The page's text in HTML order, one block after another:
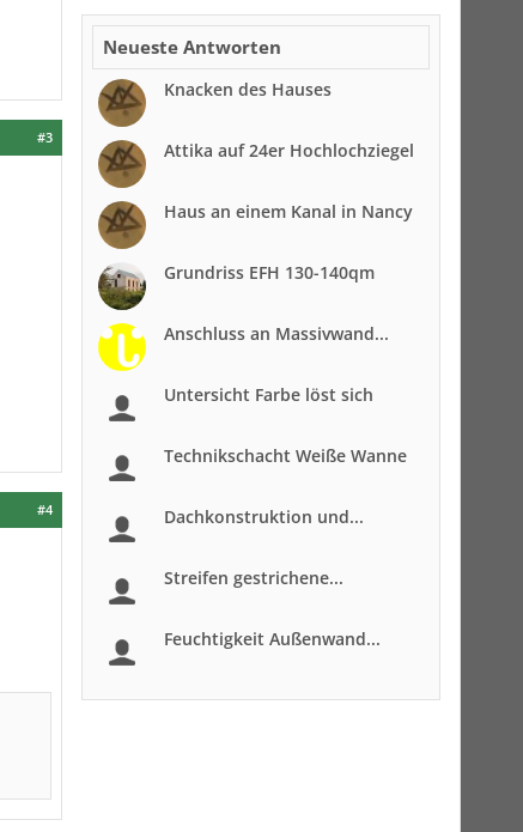
#3
#4
Neueste Antworten
Knacken des Hauses
Attika auf 24er Hochlochziegel
Haus an einem Kanal in Nancy
Grundriss EFH 130-140qm
Anschluss an Massivwand...
Untersicht Farbe löst sich
Technikschacht Weiße Wanne
Dachkonstruktion und...
Streifen gestrichene...
Feuchtigkeit Außenwand...